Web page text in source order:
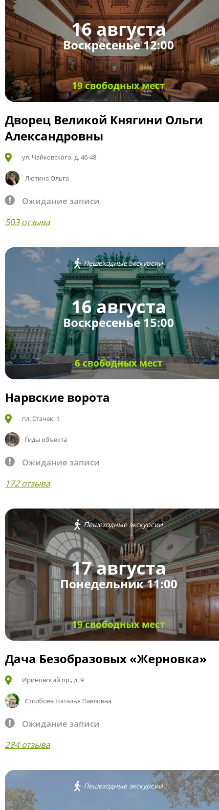
16 августа
Воскресенье 12:00
19 свободных мест
Дворец Великой Княгини Ольги
Александровны
ул. Чайковского, д. 46-48
Лютина Ольга
Ожидание записи
503 отзыва
Пешеходные экскурсии
16 августа
Воскресенье 15:00
6 свободных мест
Нарвские ворота
пл. Стачек, 1
Гиды объекта
Ожидание записи
172 отзыва
Пешеходные экскурсии
17 августа
Понедельник 11:00
19 свободных мест
Дача Безобразовых «Жерновка»
Ириновский пр., д. 9
Столбова Наталья Павловна
Ожидание записи
284 отзыва
Пешеходные экскурсии